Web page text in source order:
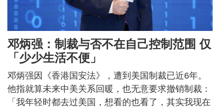
邓炳强：制裁与否不在自己控制范围 仅
「少少生活不便」
邓炳强因《香港国安法》，遭到美国制裁已近6年。
他指就算未来中美关系回暖，也无意要求撤销制裁：
「我年轻时都去过美国，想看的也看了，其实我现在